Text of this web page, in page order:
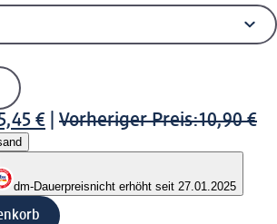
€ Vorheriger Preis:10,90 €
dm-Dauerpreisnicht erhöht seit 27.01.2025